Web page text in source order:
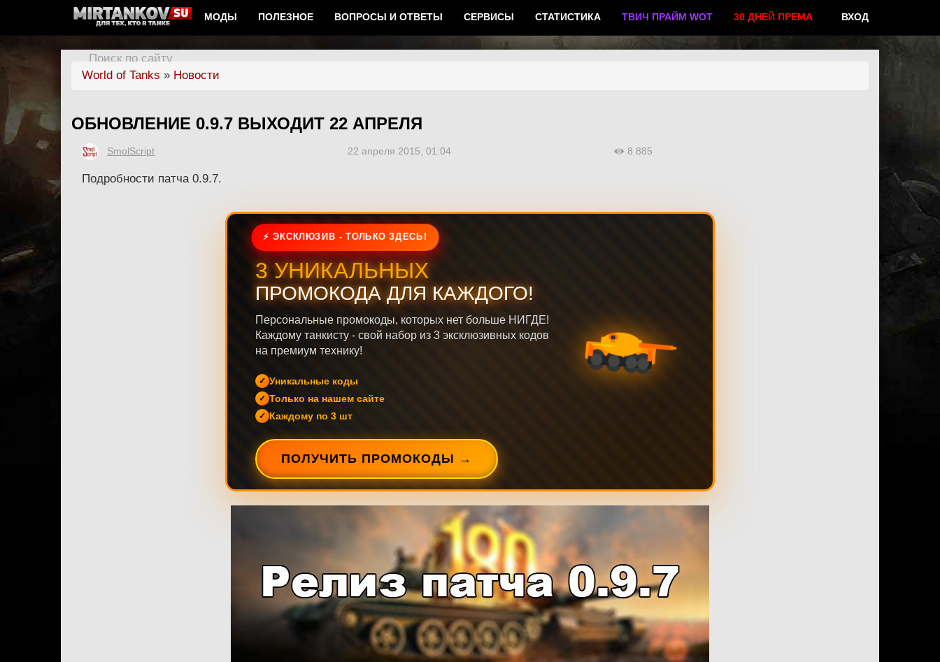
МОДЫ ПОЛЕЗНОЕ ВОПРОСЫ И ОТВЕТЫ СЕРВИСЫ СТАТИСТИКА ТВИЧ ПРАЙМ WOT 30 ДНЕЙ ПРЕМА ВХОД
Поиск по сайту
World of Tanks » Новости
ОБНОВЛЕНИЕ 0.9.7 ВЫХОДИТ 22 АПРЕЛЯ
SmolScript 22 апреля 2015, 01:04 8 885
Подробности патча 0.9.7.
⚡ ЭКСКЛЮЗИВ - ТОЛЬКО ЗДЕСЬ!
3 УНИКАЛЬНЫХ
ПРОМОКОДА ДЛЯ КАЖДОГО!
Персональные промокоды, которых нет больше НИГДЕ!
Каждому танкисту - свой набор из 3 эксклюзивных кодов
на премиум технику!
Уникальные коды
Только на нашем сайте
Каждому по 3 шт
ПОЛУЧИТЬ ПРОМОКОДЫ →